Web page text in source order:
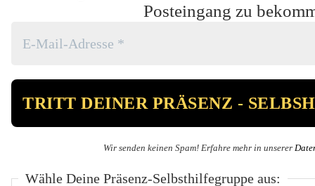
Posteingang zu
Wir senden keinen Spam! Erfahre mehr in unserer
Wähle Deine Präsenz-Selbsthilfegruppe aus: